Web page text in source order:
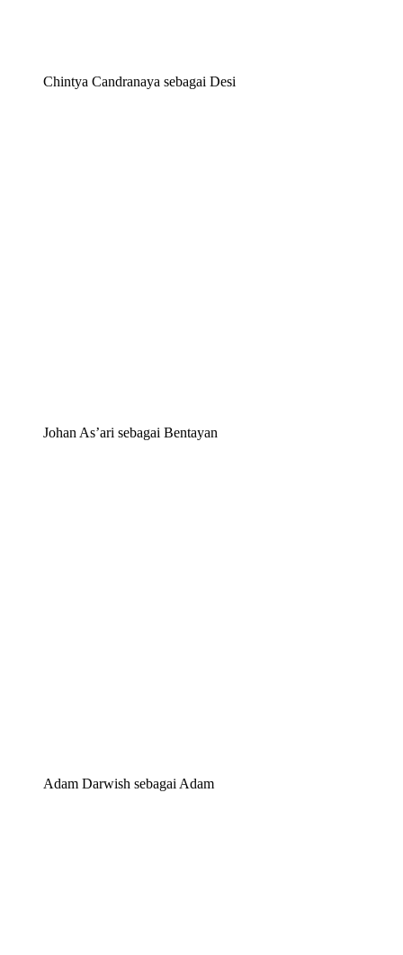
Chintya Candranaya sebagai Desi
Johan As’ari sebagai Bentayan
Adam Darwish sebagai Adam